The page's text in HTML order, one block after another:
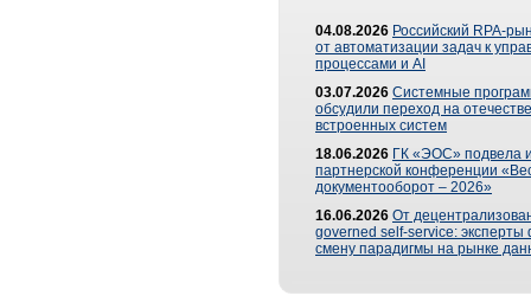
04.08.2026 Российский RPA-
от автоматизации задач к
процессами и AI
03.07.2026 Системные
обсудили переход на
встроенных систем
18.06.2026 ГК «ЭОС» подвела
партнерской конференции
документооборот – 2026»
16.06.2026 От
governed self-service: эксперты
смену парадигмы на рынке